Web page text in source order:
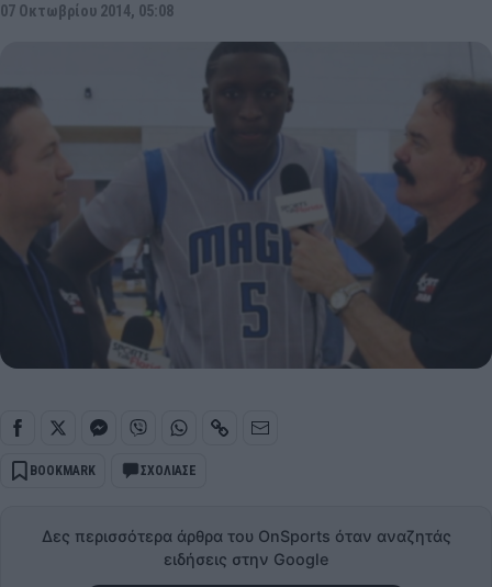
07 Οκτωβρίου 2014, 05:08
BOOKMARK ΣΧΟΛΙΑΣΕ
Δες περισσότερα άρθρα του OnSports όταν αναζητάς
ειδήσεις στην Google